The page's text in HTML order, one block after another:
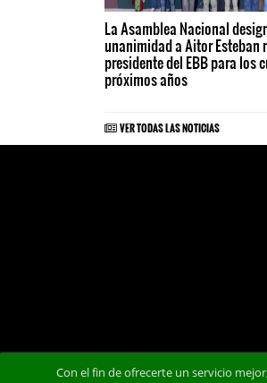
La Asamblea Nacional
unanimidad a Aitor Esteban
presidente del EBB para los
próximos años
VER TODAS LAS NOTICIAS
Con el fin de ofrecerte un servicio